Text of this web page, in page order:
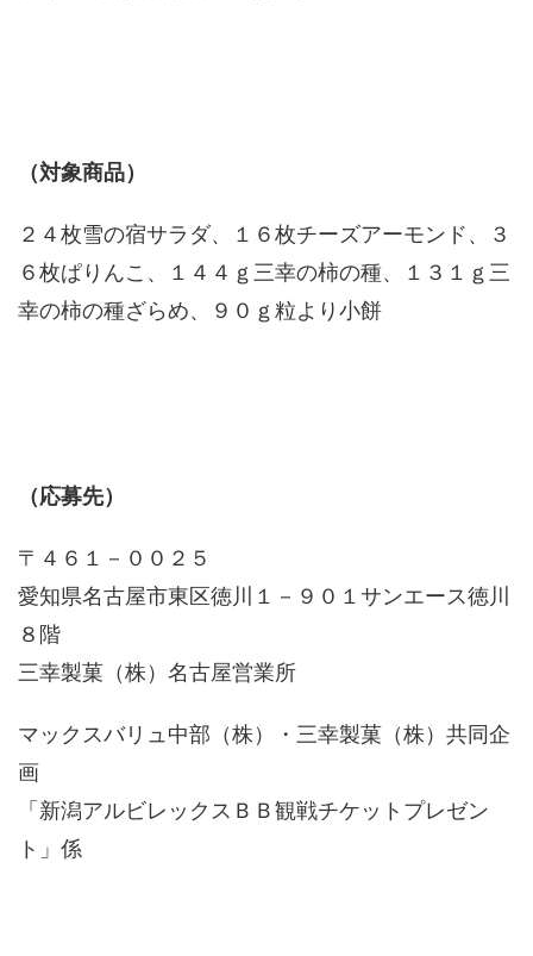
（対象商品）
２４枚雪の宿サラダ、１６枚チーズアーモンド、３
６枚ぱりんこ、１４４ｇ三幸の柿の種、１３１ｇ三
幸の柿の種ざらめ、９０ｇ粒より小餅
（応募先）
〒４６１－００２５
愛知県名古屋市東区徳川１－９０１サンエース徳川
８階
三幸製菓（株）名古屋営業所
マックスバリュ中部（株）・三幸製菓（株）共同企
画
「新潟アルビレックスＢＢ観戦チケットプレゼン
ト」係